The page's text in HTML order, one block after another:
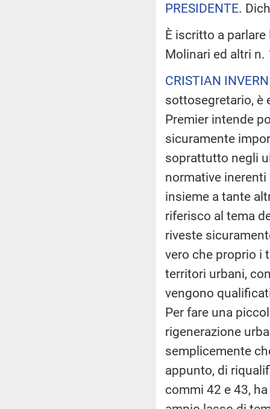
PRESIDENTE.
È iscritto a
Molinari ed altri n.
CRISTIAN
sottosegretario, è
Premier intende
sicuramente
soprattutto negli
normative
insieme a tante
riferisco al tema
riveste
vero che proprio i
territori urbani,
vengono
Per fare una
rigenerazione
semplicemente
appunto, di
commi 42 e 43,